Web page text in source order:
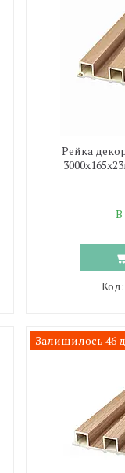
Рейка
В
Залишилось 46